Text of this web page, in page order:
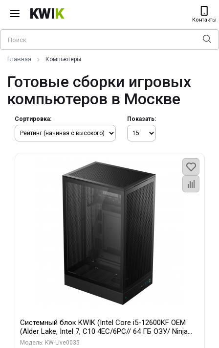
KWIK Контакты
Главная Компьютеры
Готовые сборки игровых
компьютеров в Москве
Сортировка: Показать:
Системный блок KWIK (Intel Core i5-12600KF OEM
(Alder Lake, Intel 7, C10 4EC/6PC// 64 ГБ ОЗУ/ Ninja
Sinotex GTX1650 4GB 128bit GDDR6 DVI DP HDMI 2/
Модель: KW-Live0035